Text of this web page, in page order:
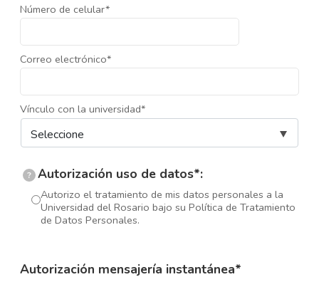
Número de celular*
Correo electrónico*
Vínculo con la universidad*
? Autorización uso de datos*:
Autorizo el tratamiento de mis datos personales a la
Universidad del Rosario bajo su Política de Tratamiento
de Datos Personales.
Autorización mensajería instantánea*